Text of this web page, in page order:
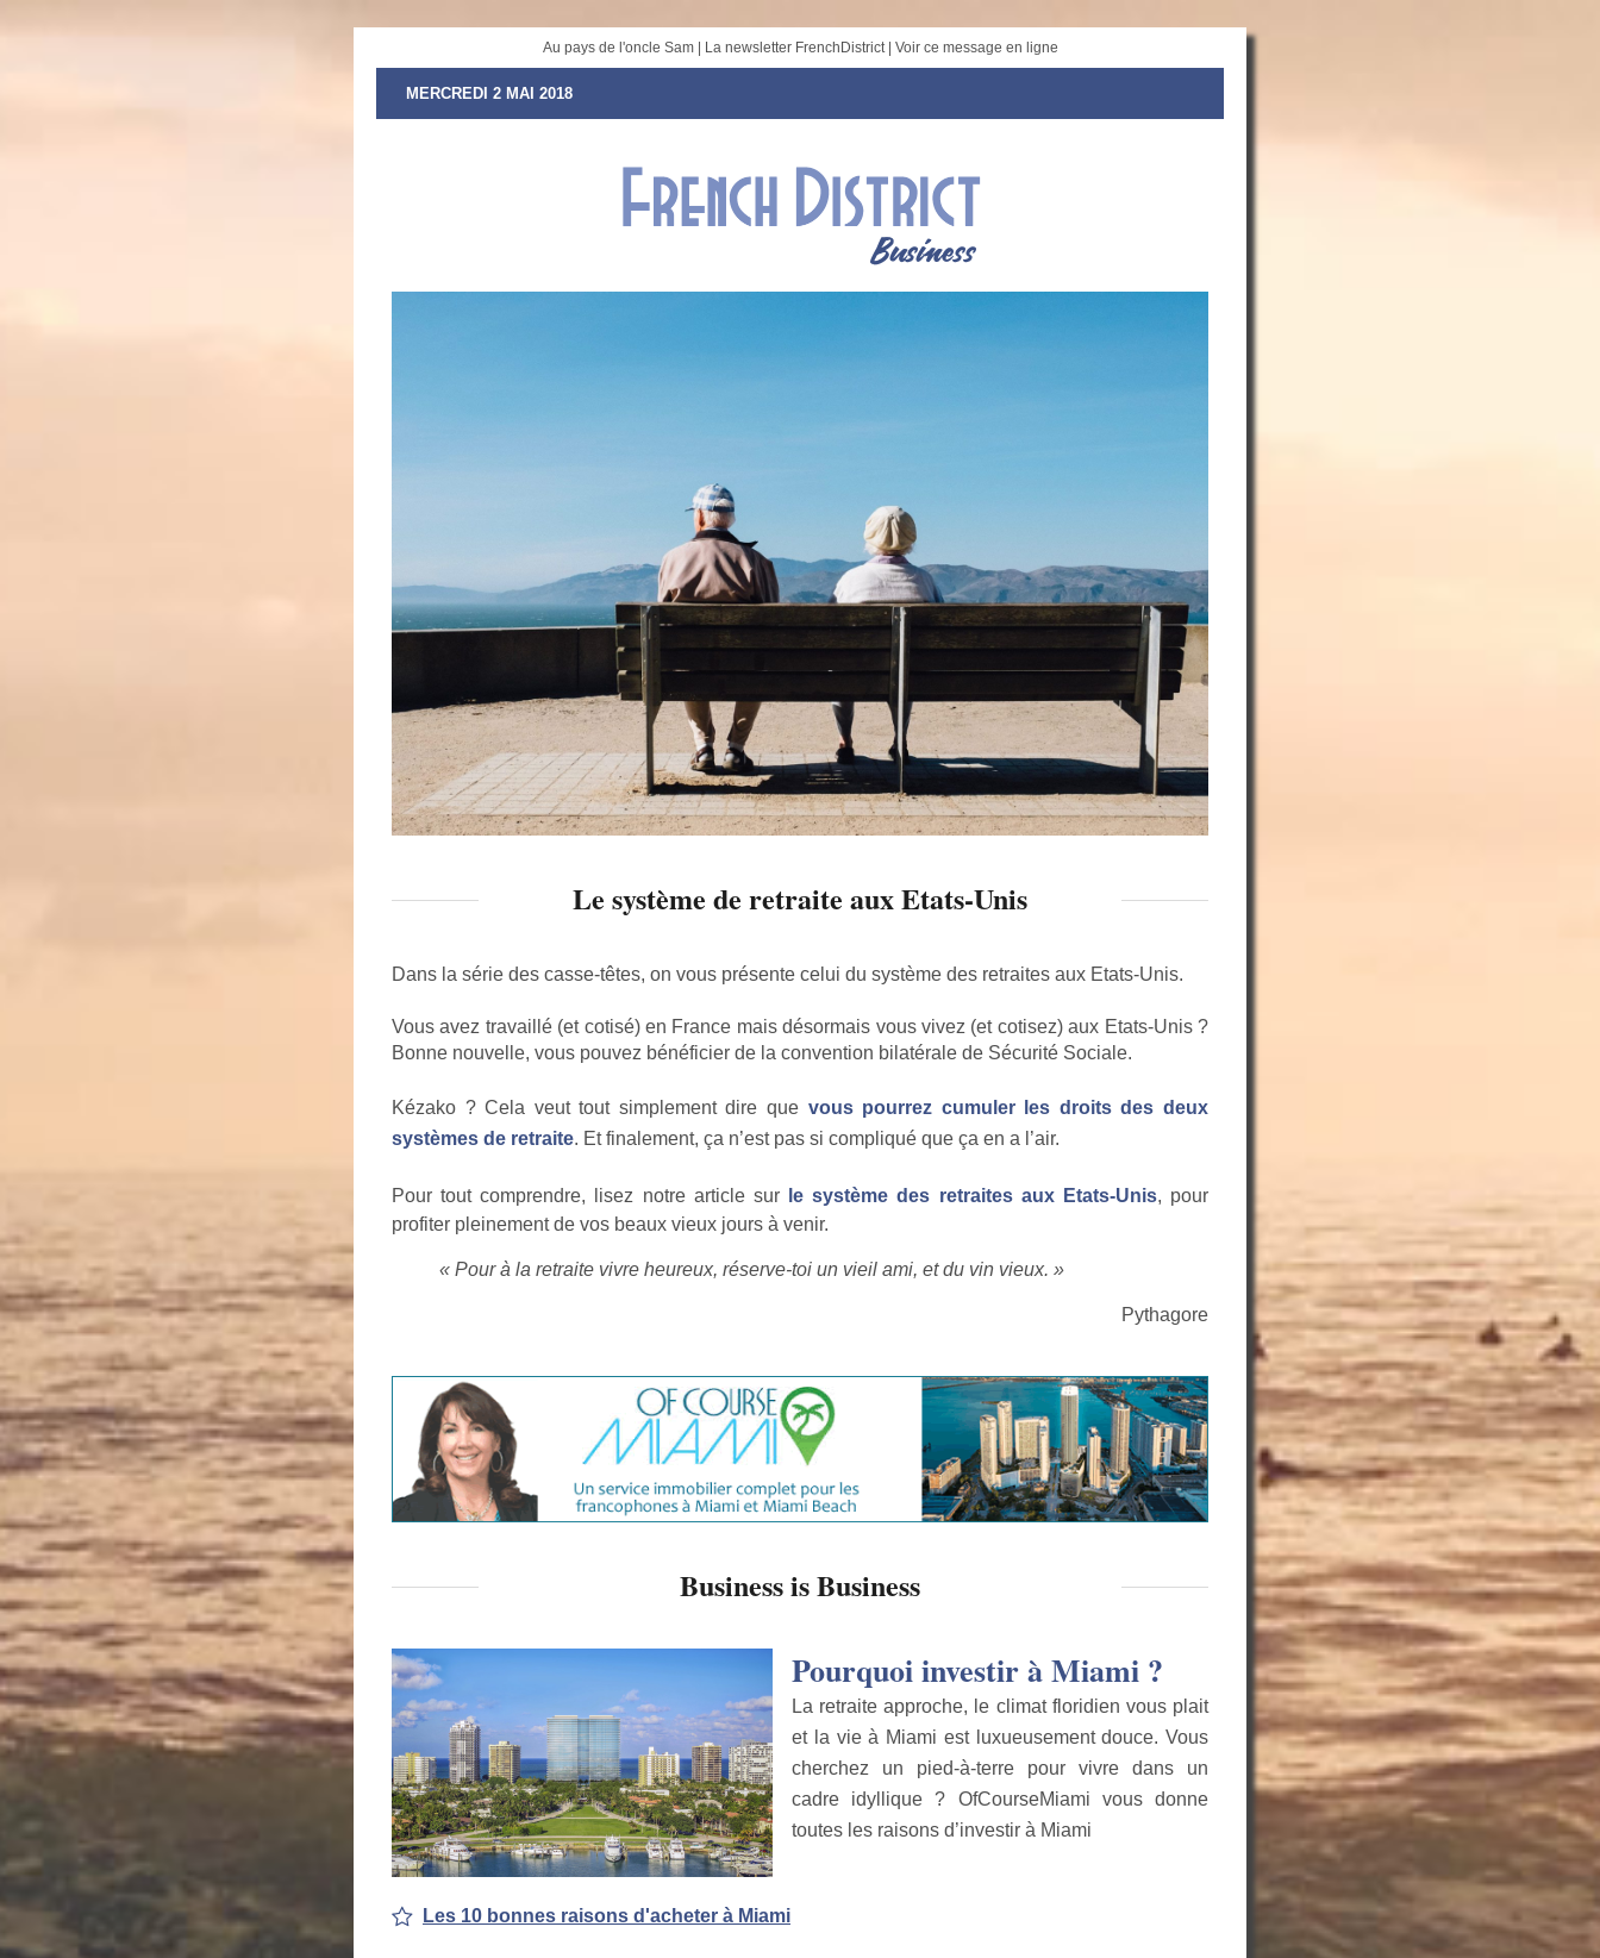
Au pays de l'oncle Sam | La newsletter FrenchDistrict | Voir ce message en ligne
MERCREDI 2 MAI 2018
Le système de retraite aux Etats-Unis
Dans la série des casse-têtes, on vous présente celui du système des retraites aux Etats-Unis.
Vous avez travaillé (et cotisé) en France mais désormais vous vivez (et cotisez) aux Etats-Unis ?
Bonne nouvelle, vous pouvez bénéficier de la convention bilatérale de Sécurité Sociale.
Kézako ? Cela veut tout simplement dire que vous pourrez cumuler les droits des deux
systèmes de retraite. Et finalement, ça n’est pas si compliqué que ça en a l’air.
Pour tout comprendre, lisez notre article sur le système des retraites aux Etats-Unis, pour
profiter pleinement de vos beaux vieux jours à venir.
« Pour à la retraite vivre heureux, réserve-toi un vieil ami, et du vin vieux. »
Pythagore
Business is Business
Pourquoi investir à Miami ?
La retraite approche, le climat floridien vous plait
et la vie à Miami est luxueusement douce. Vous
cherchez un pied-à-terre pour vivre dans un
cadre idyllique ? OfCourseMiami vous donne
toutes les raisons d’investir à Miami
Les 10 bonnes raisons d'acheter à Miami